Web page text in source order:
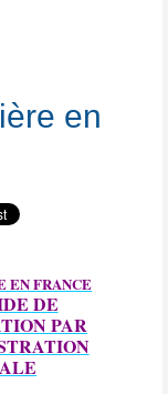
en
EN FRANCE
DE
PAR